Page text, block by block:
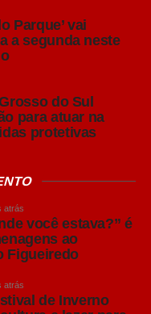
Parque’ vai
a segunda neste
do Sul
para atuar na
protetivas
atrás
você estava?” é
ao
Figueiredo
atrás
de Inverno